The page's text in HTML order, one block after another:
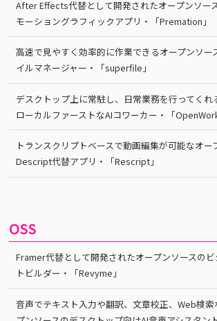
After Effects代替として開発されたオープンソー
モーショングラフィックアプリ・「Premation」
高速で見やすく効率的に作業できるオープンソー
イルマネージャー・「superfile」
デスクトップ上に常駐し、日常業務を行ってくれ
ローカルファーストなAIコワーカー・「
トランスクリプトベースで動画編集が可能なオー
Descript代替アプリ・「Rescript」
OSS
Framer代替として開発されたオープンソースの
トビルダー・「Revyme」
音声でテキスト入力や翻訳、文章校正、Web検